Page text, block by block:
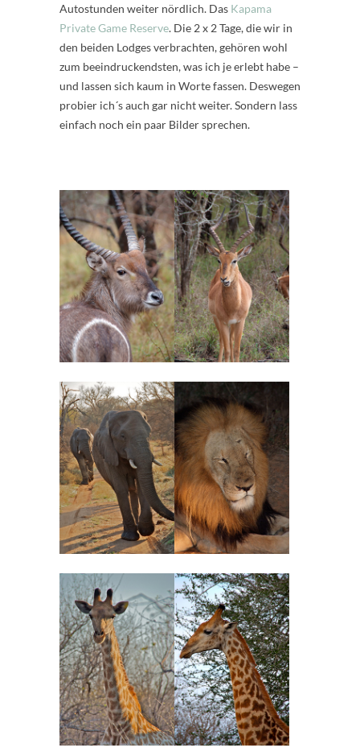
Autostunden weiter nördlich. Das Kapama
Private Game Reserve. Die 2 x 2 Tage, die wir in
den beiden Lodges verbrachten, gehören wohl
zum beeindruckendsten, was ich je erlebt habe –
und lassen sich kaum in Worte fassen. Deswegen
probier ich´s auch gar nicht weiter. Sondern lass
einfach noch ein paar Bilder sprechen.